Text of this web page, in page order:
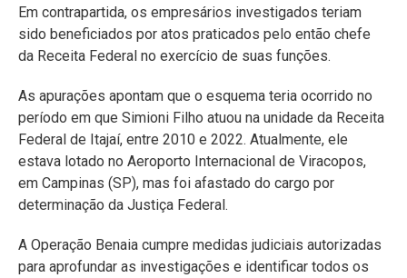
Em contrapartida, os empresários investigados teriam
sido beneficiados por atos praticados pelo então chefe
da Receita Federal no exercício de suas funções.
As apurações apontam que o esquema teria ocorrido no
período em que Simioni Filho atuou na unidade da Receita
Federal de Itajaí, entre 2010 e 2022. Atualmente, ele
estava lotado no Aeroporto Internacional de Viracopos,
em Campinas (SP), mas foi afastado do cargo por
determinação da Justiça Federal.
A Operação Benaia cumpre medidas judiciais autorizadas
para aprofundar as investigações e identificar todos os